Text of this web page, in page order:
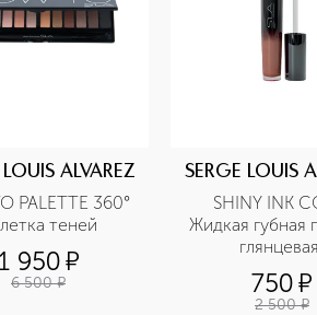
ALVAREZ
PALETTE 360°
теней
1 950¤
6 500 ¤
SERGE LOUIS
SHINY INK
Жидкая губная
750¤
2 500 ¤